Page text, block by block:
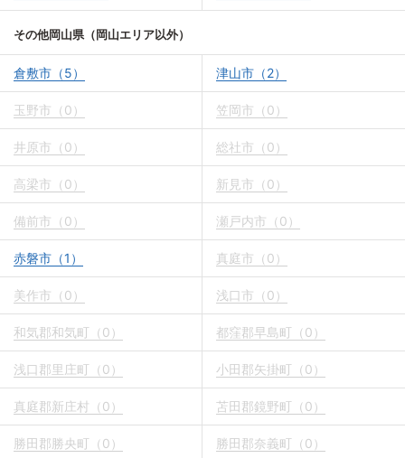
その他岡山県（岡山エリア以外）
倉敷市（5） 津山市（2）
玉野市（0） 笠岡市（0）
井原市（0） 総社市（0）
高梁市（0） 新見市（0）
備前市（0） 瀬戸内市（0）
赤磐市（1） 真庭市（0）
美作市（0） 浅口市（0）
和気郡和気町（0） 都窪郡早島町（0）
浅口郡里庄町（0） 小田郡矢掛町（0）
真庭郡新庄村（0） 苫田郡鏡野町（0）
勝田郡勝央町（0） 勝田郡奈義町（0）